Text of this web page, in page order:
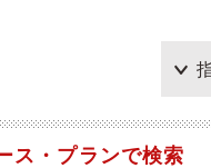
ス・プランで検索